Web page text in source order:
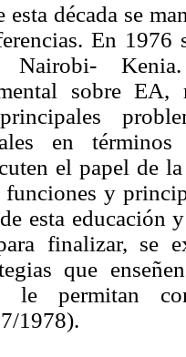
esta década se
En
Nairobi-
sobre
en
el papel de
funciones y
esta educación
finalizar, se
que
le permitan
1978).